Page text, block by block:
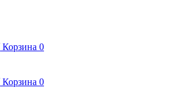
Корзина 0
Корзина 0